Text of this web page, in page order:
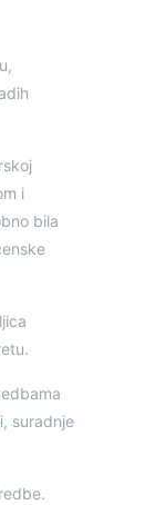
i
bila
suradnje